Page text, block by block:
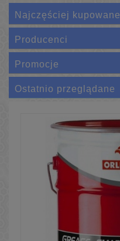
Najczęściej kupowane
Producenci
Promocje
Ostatnio przeglądane